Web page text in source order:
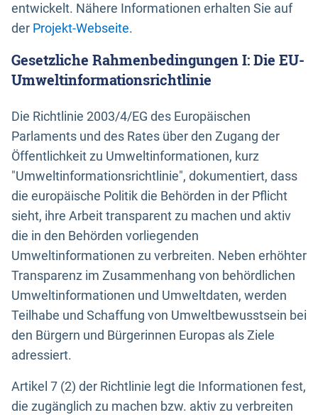
entwickelt. Nähere Informationen erhalten Sie auf
der Projekt-Webseite.
Gesetzliche Rahmenbedingungen I: Die EU-
Umweltinformationsrichtlinie
Die Richtlinie 2003/4/EG des Europäischen
Parlaments und des Rates über den Zugang der
Öffentlichkeit zu Umweltinformationen, kurz
"Umweltinformationsrichtlinie", dokumentiert, dass
die europäische Politik die Behörden in der Pflicht
sieht, ihre Arbeit transparent zu machen und aktiv
die in den Behörden vorliegenden
Umweltinformationen zu verbreiten. Neben erhöhter
Transparenz im Zusammenhang von behördlichen
Umweltinformationen und Umweltdaten, werden
Teilhabe und Schaffung von Umweltbewusstsein bei
den Bürgern und Bürgerinnen Europas als Ziele
adressiert.
Artikel 7 (2) der Richtlinie legt die Informationen fest,
die zugänglich zu machen bzw. aktiv zu verbreiten